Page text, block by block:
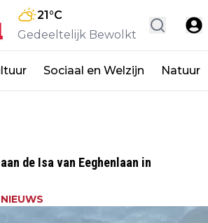
21°C
Gedeeltelijk Bewolkt
Sociaal en Welzijn Natuur
de Isa van Eeghenlaan in
NIEUWS